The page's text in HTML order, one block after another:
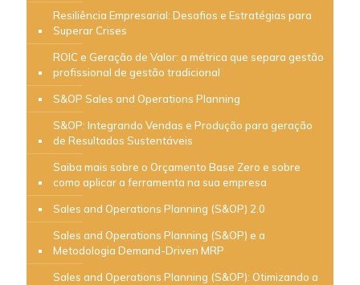
Resiliência Empresarial: Desafios e Estratégias para
Superar Crises
ROIC e Geração de Valor: a métrica que separa gestão
profissional de gestão tradicional
S&OP Sales and Operations Planning
S&OP: Integrando Vendas e Produção para geração
de Resultados Sustentáveis
Saiba mais sobre o Orçamento Base Zero e sobre
como aplicar a ferramenta na sua empresa
Sales and Operations Planning (S&OP) 2.0
Sales and Operations Planning (S&OP) e a
Metodologia Demand-Driven MRP
Sales and Operations Planning (S&OP): Otimizando a